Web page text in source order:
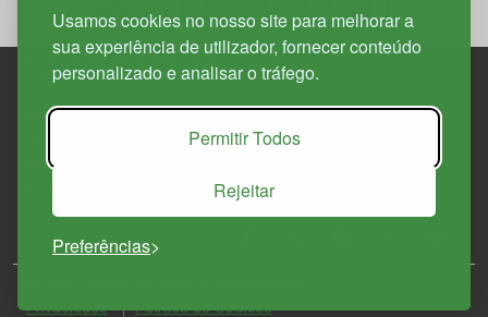
Usamos cookies no nosso site para melhorar a
sua experiência de utilizador, fornecer conteúdo
personalizado e analisar o tráfego.
Permitir Todos
Rejeitar
Preferências
Edif. Lisboa Oriente | Av. Infante D. Henrique, n.º 333H, esc.
1800-282 Lisboa | Portugal
Privacidade
Política de Cookies